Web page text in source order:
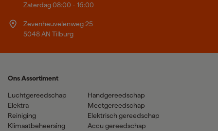
Zaterdag 08:00 - 16:00
Zevenheuvelenweg 25
5048 AN Tilburg
Ons Assortiment
Luchtgereedschap
Elektra
Reiniging
Klimaatbeheersing
Handgereedschap
Meetgereedschap
Elektrisch gereedschap
Accu gereedschap